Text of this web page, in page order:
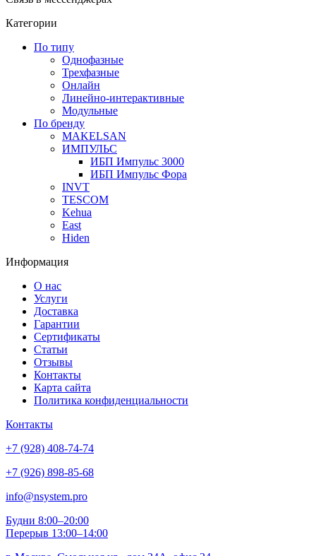
Категории
По типу
Однофазные
Трехфазные
Онлайн
Линейно-интерактивные
Модульные
По бренду
MAKELSAN
ИМПУЛЬС
ИБП Импульс 3000
ИБП Импульс Фора
INVT
TESCOM
Kehua
East
Hiden
Информация
О нас
Услуги
Доставка
Гарантии
Сертификаты
Статьи
Отзывы
Контакты
Карта сайта
Политика конфиденциальности
Контакты
+7 (928) 408-74-74
+7 (926) 898-85-68
info@nsystem.pro
Будни 8:00–20:00
Перерыв 13:00–14:00